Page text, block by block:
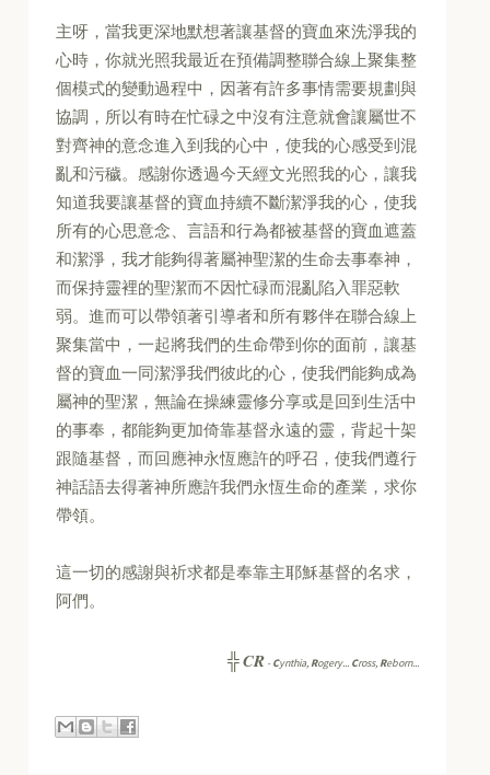
主呀，當我更深地默想著讓基督的寶血來洗淨我的
心時，你就光照我最近在預備調整聯合線上聚集整
個模式的變動過程中，因著有許多事情需要規劃與
協調，所以有時在忙碌之中沒有注意就會讓屬世不
對齊神的意念進入到我的心中，使我的心感受到混
亂和污穢。感謝你透過今天經文光照我的心，讓我
知道我要讓基督的寶血持續不斷潔淨我的心，使我
所有的心思意念、言語和行為都被基督的寶血遮蓋
和潔淨，我才能夠得著屬神聖潔的生命去事奉神，
而保持靈裡的聖潔而不因忙碌而混亂陷入罪惡軟
弱。進而可以帶領著引導者和所有夥伴在聯合線上
聚集當中，一起將我們的生命帶到你的面前，讓基
督的寶血一同潔淨我們彼此的心，使我們能夠成為
屬神的聖潔，無論在操練靈修分享或是回到生活中
的事奉，都能夠更加倚靠基督永遠的靈，背起十架
跟隨基督，而回應神永恆應許的呼召，使我們遵行
神話語去得著神所應許我們永恆生命的產業，求你
帶領。
這一切的感謝與祈求都是奉靠主耶穌基督的名求，
阿們。
╬CR -Cynthia, Rogery... Cross, Reborn...